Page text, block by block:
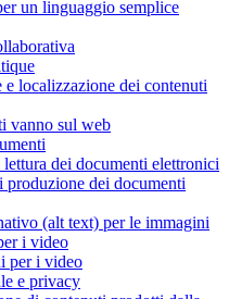
un linguaggio semplice
e localizzazione dei contenuti
vanno sul web
dei documenti elettronici
dei documenti
(alt text) per le immagini
i video
per i video
e privacy